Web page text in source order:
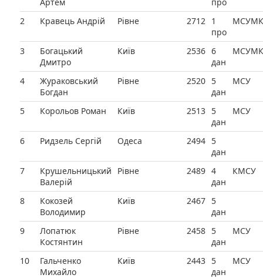
2 Кравець Андрій Рівне 2712 1
про
3
Богацький
Дмитро
Київ 2536 6
дан
4
Жураковський
Богдан
Рівне 2520 5
дан
МСУ
5 Корольов Роман Київ 2513 5
дан
МСУ
6 Ридзель Сергій Одеса 2494 5
дан
7
Крушельницький
Валерій
Рівне 2489 4
дан
КМСУ
8
Кокозей
Володимир
Київ 2467 5
дан
9
Лопатюк
Костянтин
Рівне 2458 5
дан
МСУ
10
Гальченко
Михайло
Київ 2443 5
дан
МСУ